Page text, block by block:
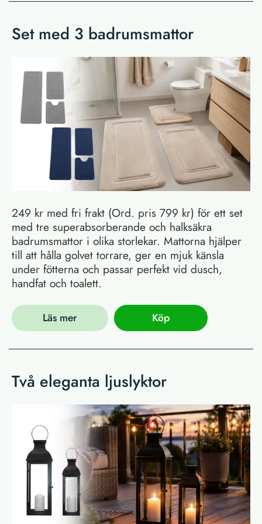
Set med 3 badrumsmattor
249 kr med fri frakt (Ord. pris 799 kr) för ett set
med tre superabsorberande och halksäkra
badrumsmattor i olika storlekar. Mattorna hjälper
till att hålla golvet torrare, ger en mjuk känsla
under fötterna och passar perfekt vid dusch,
handfat och toalett.
Läs mer Köp
Två eleganta ljuslyktor